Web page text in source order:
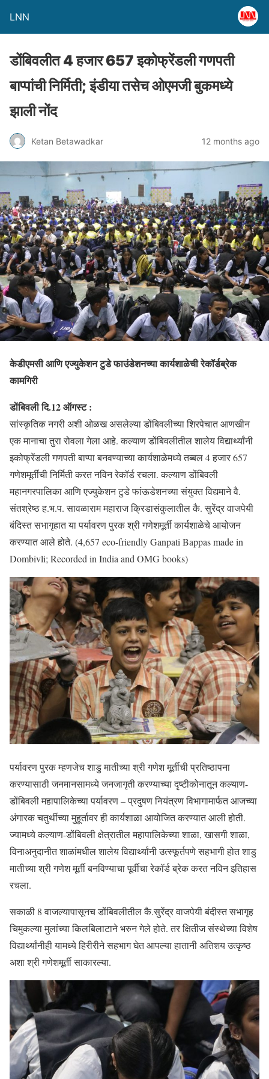
LNN
डोंबिवलीत 4 हजार 657 इकोफ्रेंडली गणपती
बाप्पांची निर्मिती; इंडीया तसेच ओएमजी बुकमध्ये
झाली नोंद
Ketan Betawadkar 12 months ago
केडीएमसी आणि एज्युकेशन टुडे फाउंडेशनच्या कार्यशाळेची रेकॉर्डब्रेक
कामगिरी
डोंबिवली दि.12 ऑगस्ट :
सांस्कृतिक नगरी अशी ओळख असलेल्या डोंबिवलीच्या शिरपेचात आणखीन
एक मानाचा तुरा रोवला गेला आहे. कल्याण डोंबिवलीतील शालेय विद्यार्थ्यांनी
इकोफ्रेंडली गणपती बाप्पा बनवण्याच्या कार्यशाळेमध्ये तब्बल 4 हजार 657
गणेशमूर्तींची निर्मिती करत नविन रेकॉर्ड रचला. कल्याण डोंबिवली
महानगरपालिका आणि एज्युकेशन टुडे फांऊडेशनच्या संयुक्त विद्यमाने वै.
संतश्रेष्ठ ह.भ.प. सावळाराम महाराज क्रिडासंकुलातील कै. सुरेंद्र वाजपेयी
बंदिस्त सभागृहात या पर्यावरण पुरक श्री गणेशमूर्ती कार्यशाळेचे आयोजन
करण्यात आले होते. (4,657 eco-friendly Ganpati Bappas made in
Dombivli; Recorded in India and OMG books)
पर्यावरण पुरक म्हणजेच शाडु मातीच्या श्री गणेश मूर्तीची प्रतिष्ठापना
करण्यासाठी जनमानसामध्ये जनजागृती करण्याच्या दृष्टीकोनातून कल्याण-
डोंबिवली महापालिकेच्या पर्यावरण – प्रदुषण नियंत्रण विभागामार्फत आजच्या
अंगारक चतुर्थीच्या मुहूर्तावर ही कार्यशाळा आयोजित करण्यात आली होती.
ज्यामध्ये कल्याण-डोंबिवली क्षेत्रातील महापालिकेच्या शाळा, खासगी शाळा,
विनाअनुदानीत शाळांमधील शालेय विद्यार्थ्यांनी उत्स्फूर्तपणे सहभागी होत शाडु
मातीच्या श्री गणेश मूर्ती बनविण्याचा पूर्वीचा रेकॉर्ड ब्रेक करत नविन इतिहास
रचला.
सकाळी 8 वाजल्यापासूनच डोंबिवलीतील कै.सुरेंद्र वाजपेयी बंदीस्त सभागृह
चिमुकल्या मुलांच्या किलबिलाटाने भरुन गेले होते. तर क्षितीज संस्थेच्या विशेष
विद्यार्थ्यांनीही यामध्ये हिरीरीने सहभाग घेत आपल्या हातानी अतिशय उत्कृष्ठ
अशा श्री गणेशमूर्ती साकारल्या.